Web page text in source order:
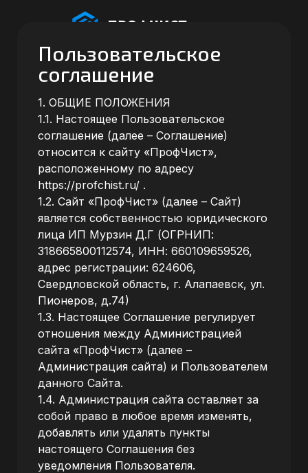
Пользовательское
соглашение
1. ОБЩИЕ ПОЛОЖЕНИЯ
1.1. Настоящее Пользовательское
соглашение (далее – Соглашение)
относится к сайту «ПрофЧист»,
расположенному по адресу
https://profchist.ru/ .
1.2. Сайт «ПрофЧист» (далее – Сайт)
является собственностью юридического
лица ИП Мурзин Д.Г (ОГРНИП:
318665800112574, ИНН: 660109659526,
адрес регистрации: 624606,
Свердловской область, г. Алапаевск, ул.
Пионеров, д.74)
1.3. Настоящее Соглашение регулирует
отношения между Администрацией
сайта «ПрофЧист» (далее –
Администрация сайта) и Пользователем
данного Сайта.
1.4. Администрация сайта оставляет за
собой право в любое время изменять,
добавлять или удалять пункты
настоящего Соглашения без
уведомления Пользователя.